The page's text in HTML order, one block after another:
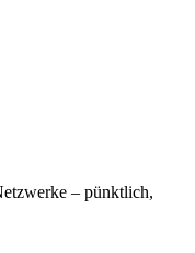
– pünktlich,